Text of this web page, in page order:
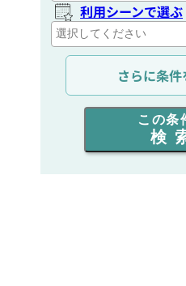
利用シーンで選ぶ
通信距離を選ぶ
出力を選ぶ
同時通話人数を
さらに条
この条
検